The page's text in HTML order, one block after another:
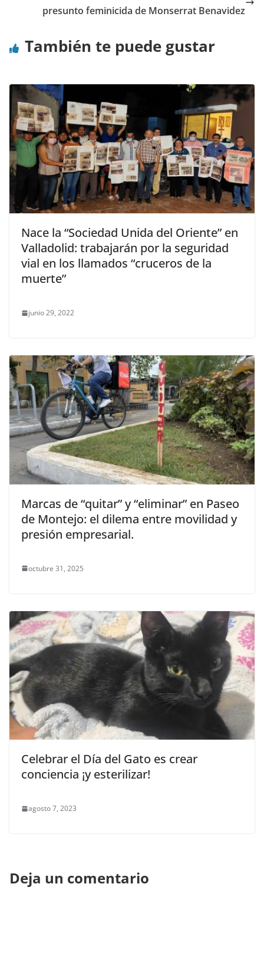
presunto feminicida de Monserrat Benavidez
También te puede gustar
Nace la “Sociedad Unida del Oriente” en
Valladolid: trabajarán por la seguridad
vial en los llamados “cruceros de la
muerte”
junio 29, 2022
Marcas de “quitar” y “eliminar” en Paseo
de Montejo: el dilema entre movilidad y
presión empresarial.
octubre 31, 2025
Celebrar el Día del Gato es crear
conciencia ¡y esterilizar!
agosto 7, 2023
Deja un comentario